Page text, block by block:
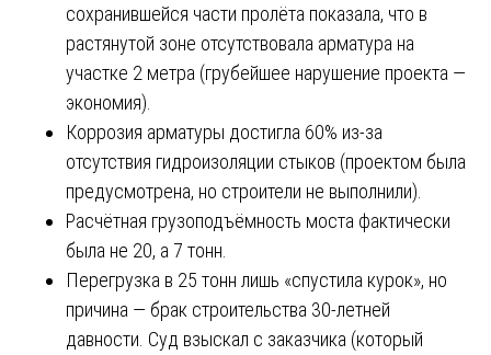
сохранившейся части пролёта показала, что в
растянутой зоне отсутствовала арматура на
участке 2 метра (грубейшее нарушение проекта —
экономия).
Коррозия арматуры достигла 60% из-за
отсутствия гидроизоляции стыков (проектом была
предусмотрена, но строители не выполнили).
Расчётная грузоподъёмность моста фактически
была не 20, а 7 тонн.
Перегрузка в 25 тонн лишь «спустила курок», но
причина — брак строительства 30-летней
давности. Суд взыскал с заказчика (который